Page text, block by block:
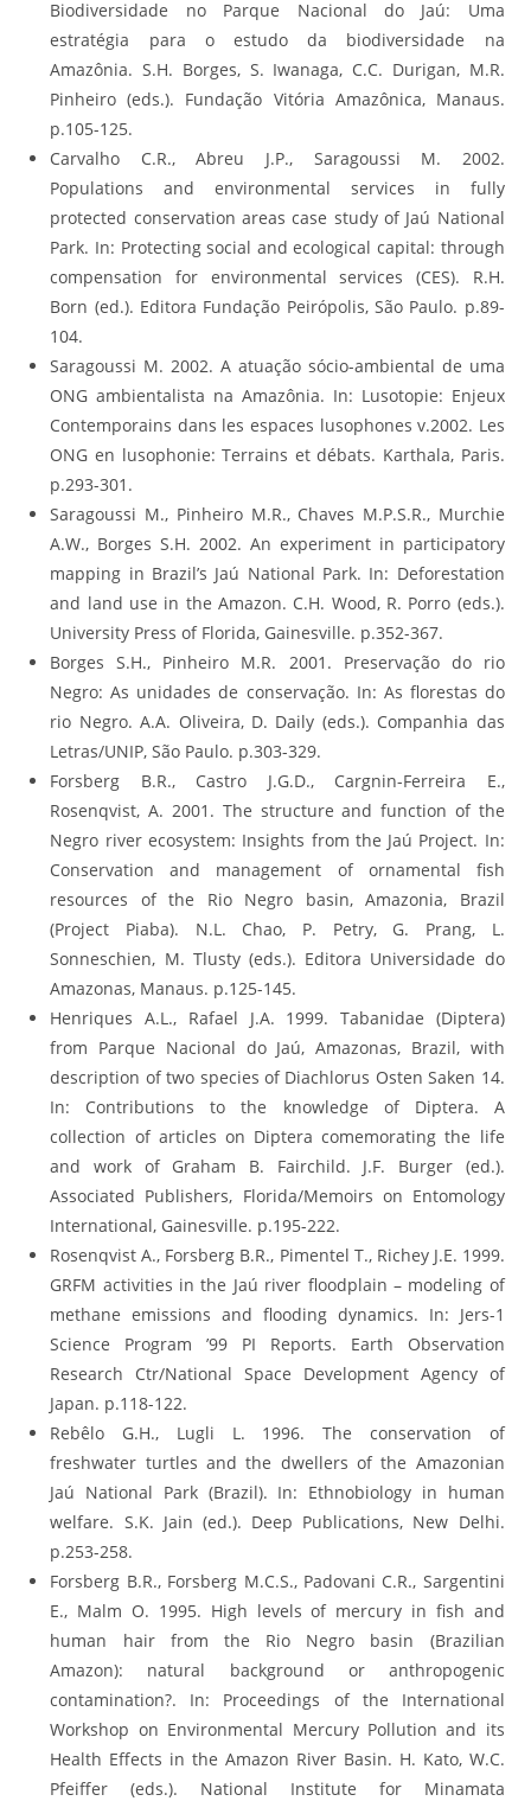
Biodiversidade no Parque Nacional do Jaú: Uma
estratégia para o estudo da biodiversidade na
Amazônia. S.H. Borges, S. Iwanaga, C.C. Durigan, M.R.
Pinheiro (eds.). Fundação Vitória Amazônica, Manaus.
p.105-125.
Carvalho C.R., Abreu J.P., Saragoussi M. 2002.
Populations and environmental services in fully
protected conservation areas case study of Jaú National
Park. In: Protecting social and ecological capital: through
compensation for environmental services (CES). R.H.
Born (ed.). Editora Fundação Peirópolis, São Paulo. p.89-
104.
Saragoussi M. 2002. A atuação sócio-ambiental de uma
ONG ambientalista na Amazônia. In: Lusotopie: Enjeux
Contemporains dans les espaces lusophones v.2002. Les
ONG en lusophonie: Terrains et débats. Karthala, Paris.
p.293-301.
Saragoussi M., Pinheiro M.R., Chaves M.P.S.R., Murchie
A.W., Borges S.H. 2002. An experiment in participatory
mapping in Brazil’s Jaú National Park. In: Deforestation
and land use in the Amazon. C.H. Wood, R. Porro (eds.).
University Press of Florida, Gainesville. p.352-367.
Borges S.H., Pinheiro M.R. 2001. Preservação do rio
Negro: As unidades de conservação. In: As florestas do
rio Negro. A.A. Oliveira, D. Daily (eds.). Companhia das
Letras/UNIP, São Paulo. p.303-329.
Forsberg B.R., Castro J.G.D., Cargnin-Ferreira E.,
Rosenqvist, A. 2001. The structure and function of the
Negro river ecosystem: Insights from the Jaú Project. In:
Conservation and management of ornamental fish
resources of the Rio Negro basin, Amazonia, Brazil
(Project Piaba). N.L. Chao, P. Petry, G. Prang, L.
Sonneschien, M. Tlusty (eds.). Editora Universidade do
Amazonas, Manaus. p.125-145.
Henriques A.L., Rafael J.A. 1999. Tabanidae (Diptera)
from Parque Nacional do Jaú, Amazonas, Brazil, with
description of two species of Diachlorus Osten Saken 14.
In: Contributions to the knowledge of Diptera. A
collection of articles on Diptera comemorating the life
and work of Graham B. Fairchild. J.F. Burger (ed.).
Associated Publishers, Florida/Memoirs on Entomology
International, Gainesville. p.195-222.
Rosenqvist A., Forsberg B.R., Pimentel T., Richey J.E. 1999.
GRFM activities in the Jaú river floodplain – modeling of
methane emissions and flooding dynamics. In: Jers-1
Science Program ’99 PI Reports. Earth Observation
Research Ctr/National Space Development Agency of
Japan. p.118-122.
Rebêlo G.H., Lugli L. 1996. The conservation of
freshwater turtles and the dwellers of the Amazonian
Jaú National Park (Brazil). In: Ethnobiology in human
welfare. S.K. Jain (ed.). Deep Publications, New Delhi.
p.253-258.
Forsberg B.R., Forsberg M.C.S., Padovani C.R., Sargentini
E., Malm O. 1995. High levels of mercury in fish and
human hair from the Rio Negro basin (Brazilian
Amazon): natural background or anthropogenic
contamination?. In: Proceedings of the International
Workshop on Environmental Mercury Pollution and its
Health Effects in the Amazon River Basin. H. Kato, W.C.
Pfeiffer (eds.). National Institute for Minamata